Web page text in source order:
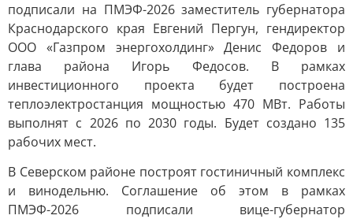
подписали на ПМЭФ-2026 заместитель губернатора
Краснодарского края Евгений Пергун, гендиректор
ООО «Газпром энергохолдинг» Денис Федоров и
глава района Игорь Федосов. В рамках
инвестиционного проекта будет построена
теплоэлектростанция мощностью 470 МВт. Работы
выполнят с 2026 по 2030 годы. Будет создано 135
рабочих мест.
В Северском районе построят гостиничный комплекс
и винодельню. Соглашение об этом в рамках
ПМЭФ-2026 подписали вице-губернатор